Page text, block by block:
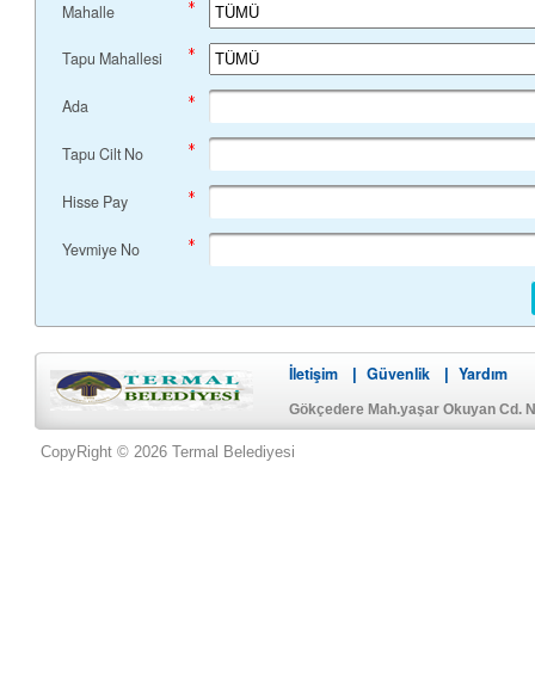
Mahalle
Tapu Mahallesi
Ada
Tapu Cilt No
Hisse Pay
Yevmiye No
İletişim Güvenlik Yardım
Gökçedere Mah.yaşar Okuyan Cd.
CopyRight © 2026 Termal Belediyesi